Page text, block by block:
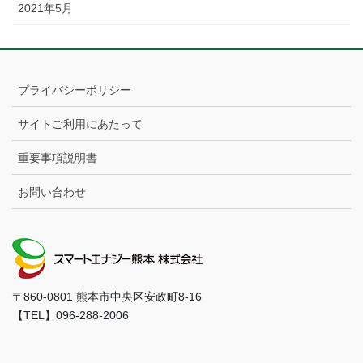
2021年5月
プライバシーポリシー
サイトご利用にあたって
重要事項説明書
お問い合わせ
〒860-0801 熊本市中央区安政町8-16
【TEL】096-288-2006